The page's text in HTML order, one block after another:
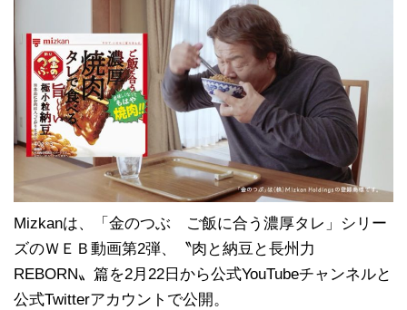
o
o
k
Mizkanは、「金のつぶ ご飯に合う濃厚タレ」シリー
ズのＷＥＢ動画第2弾、〝肉と納豆と長州力
REBORN〟篇を2月22日から公式YouTubeチャンネルと
公式Twitterアカウントで公開。